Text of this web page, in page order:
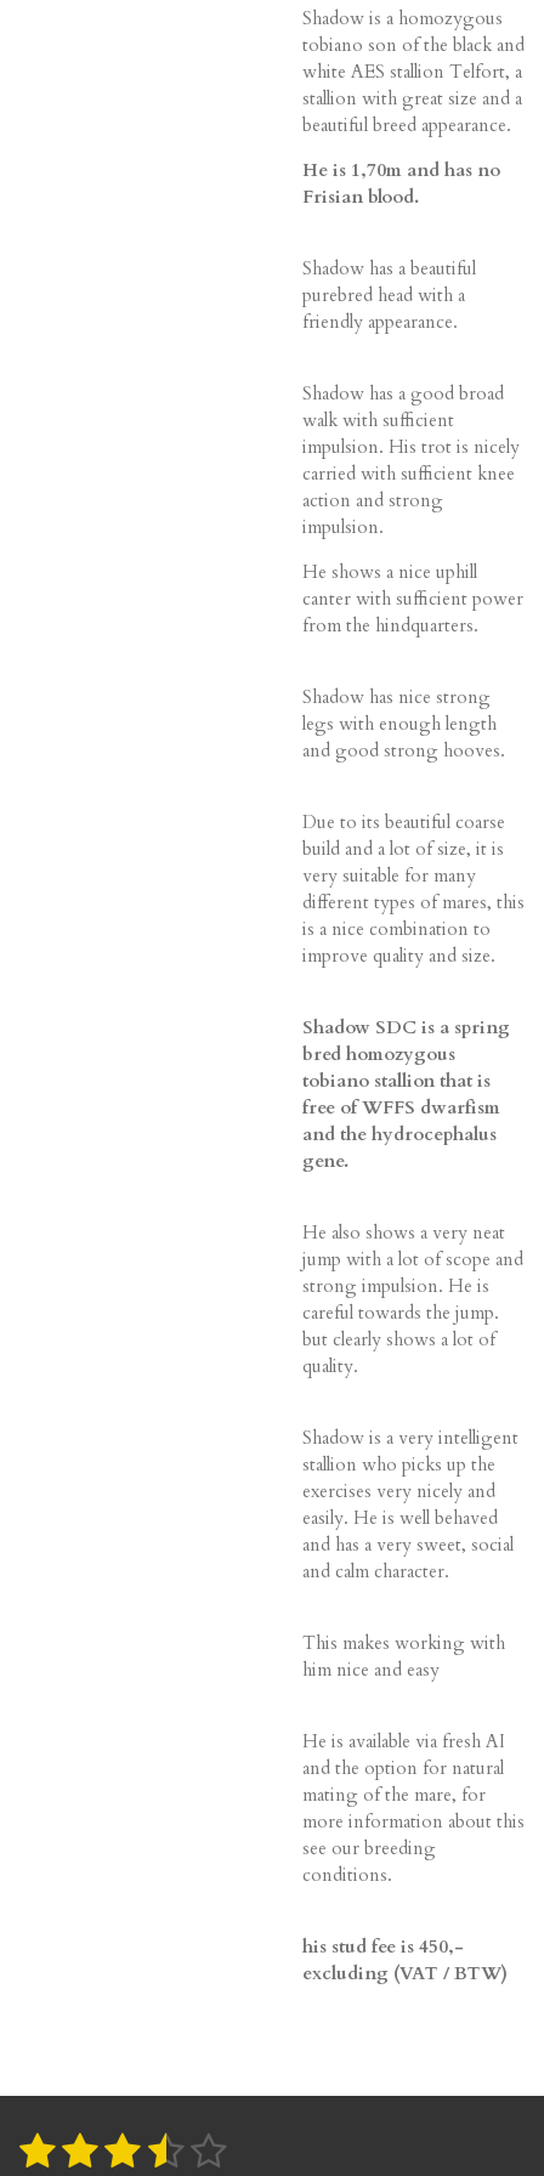
Shadow is a homozygous
tobiano son of the black and
white AES stallion Telfort, a
stallion with great size and a
beautiful breed appearance.
He is 1,70m and has no
Frisian blood.
Shadow has a beautiful
purebred head with a
friendly appearance.
Shadow has a good broad
walk with sufficient
impulsion. His trot is nicely
carried with sufficient knee
action and strong
impulsion.
He shows a nice uphill
canter with sufficient power
from the hindquarters.
Shadow has nice strong
legs with enough length
and good strong hooves.
Due to its beautiful coarse
build and a lot of size, it is
very suitable for many
different types of mares, this
is a nice combination to
improve quality and size.
Shadow SDC is a spring
bred homozygous
tobiano stallion that is
free of WFFS dwarfism
and the hydrocephalus
gene.
He also shows a very neat
jump with a lot of scope and
strong impulsion. He is
careful towards the jump.
but clearly shows a lot of
quality.
Shadow is a very intelligent
stallion who picks up the
exercises very nicely and
easily. He is well behaved
and has a very sweet, social
and calm character.
This makes working with
him nice and easy
He is available via fresh AI
and the option for natural
mating of the mare, for
more information about this
see our breeding
conditions.
his stud fee is 450,-
excluding (VAT / BTW)
R
1 2 3 4 5
S